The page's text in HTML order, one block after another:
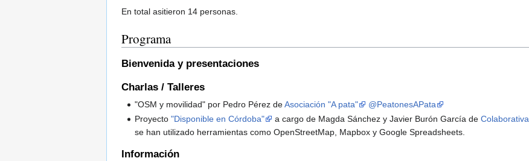
En total asitieron 14 personas.
Programa
Bienvenida y presentaciones
Charlas / Talleres
"OSM y movilidad" por Pedro Pérez deAsociación "A pata"
@PeatonesAPata
Proyecto"Disponible en Córdoba" a cargo de Magda Sánchez y Javier Burón García deColaborativa
se han utilizado herramientas como OpenStreetMap, Mapbox y Google Spreadsheets.
Información